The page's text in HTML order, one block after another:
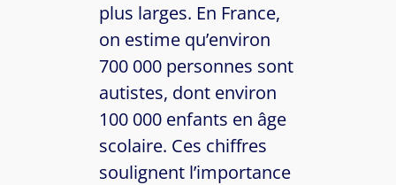
plus larges. En France,
on estime qu’environ
700 000 personnes sont
autistes, dont environ
100 000 enfants en âge
scolaire. Ces chiffres
soulignent l’importance